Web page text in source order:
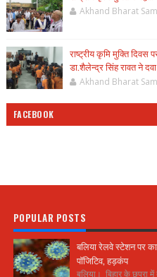
Akhand Bharat
राष्ट्रीय कृमि मुक्ति दिवस
डा.शैलेन्द्र सिंह रावत ने
Akhand Bharat
FACEBOOK
POPULAR POSTS
बलिया रेलवे स्टेशन पर
पॉजिटिव, हड़कंप
बलिया। बिहार के छपरा में